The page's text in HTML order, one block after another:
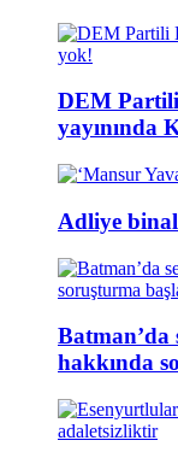
DEM
yayınında
Adliye
hakkında